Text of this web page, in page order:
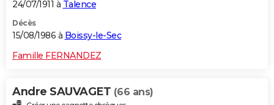
24/07/1911 à Talence
Décès
15/08/1986 à Boissy-le-Sec
Famille FERNANDEZ
Andre SAUVAGET (66 ans)